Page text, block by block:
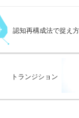
認知再構成法で捉え
トランジション